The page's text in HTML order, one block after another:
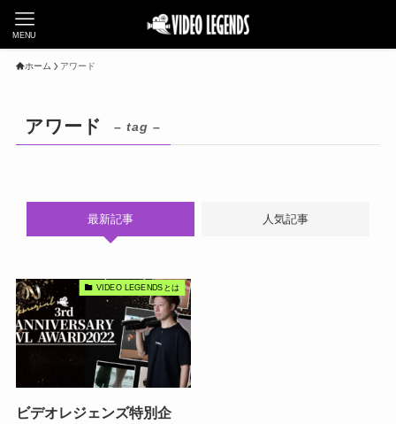
MENU
ホーム アワード
アワード – tag –
最新記事 人気記事
VIDEO LEGENDSとは
ビデオレジェンズ特別企